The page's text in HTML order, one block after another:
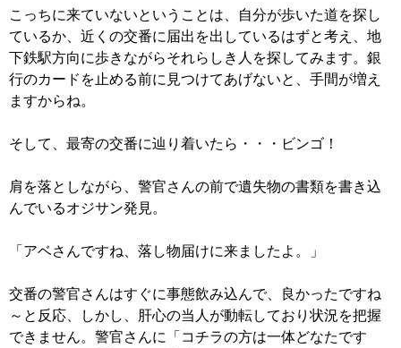
こっちに来ていないということは、自分が歩いた道を探し
ているか、近くの交番に届出を出しているはずと考え、地
下鉄駅方向に歩きながらそれらしき人を探してみます。 銀
行のカードを止める前に見つけてあげないと、手間が増え
ますからね。
そして、最寄の交番に辿り着いたら・・・ビンゴ！
肩を落としながら、警官さんの前で遺失物の書類を書き込
んでいるオジサン発見。
「アベさんですね、落し物届けに来ましたよ。」
交番の警官さんはすぐに事態飲み込んで、良かったですね
～と反応、
しかし、肝心の当人が動転しており状況を把握
できません。 警官さんに「コチラの方は一体どなたです